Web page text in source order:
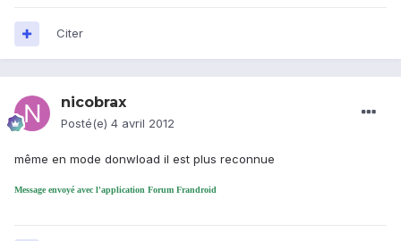
Citer
nicobrax
Posté(e) 4 avril 2012
même en mode donwload il est plus reconnue
Message envoyé avec l'application Forum Frandroid